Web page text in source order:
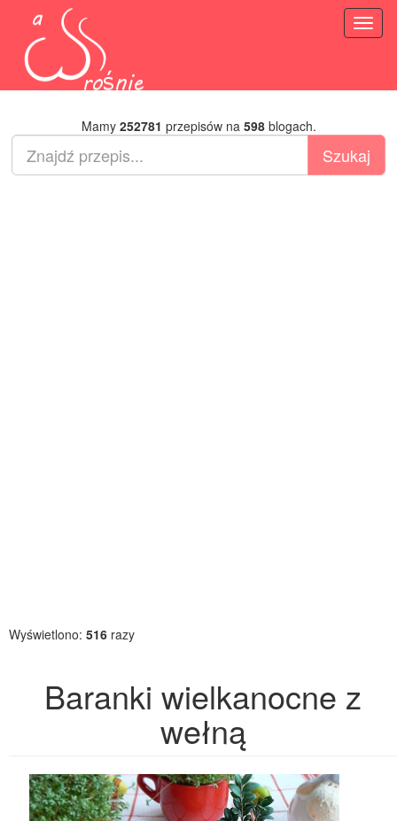
Mamy 252781 przepisów na 598blogach.
Wyświetlono: 516 razy
Baranki wielkanocne z
wełną